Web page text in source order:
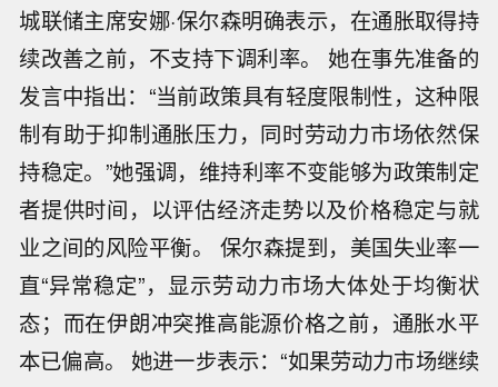
城联储主席安娜·保尔森明确表示，在通胀取得持
续改善之前，不支持下调利率。 她在事先准备的
发言中指出：“当前政策具有轻度限制性，这种限
制有助于抑制通胀压力，同时劳动力市场依然保
持稳定。”她强调，维持利率不变能够为政策制定
者提供时间，以评估经济走势以及价格稳定与就
业之间的风险平衡。 保尔森提到，美国失业率一
直“异常稳定”，显示劳动力市场大体处于均衡状
态；而在伊朗冲突推高能源价格之前，通胀水平
本已偏高。 她进一步表示：“如果劳动力市场继续